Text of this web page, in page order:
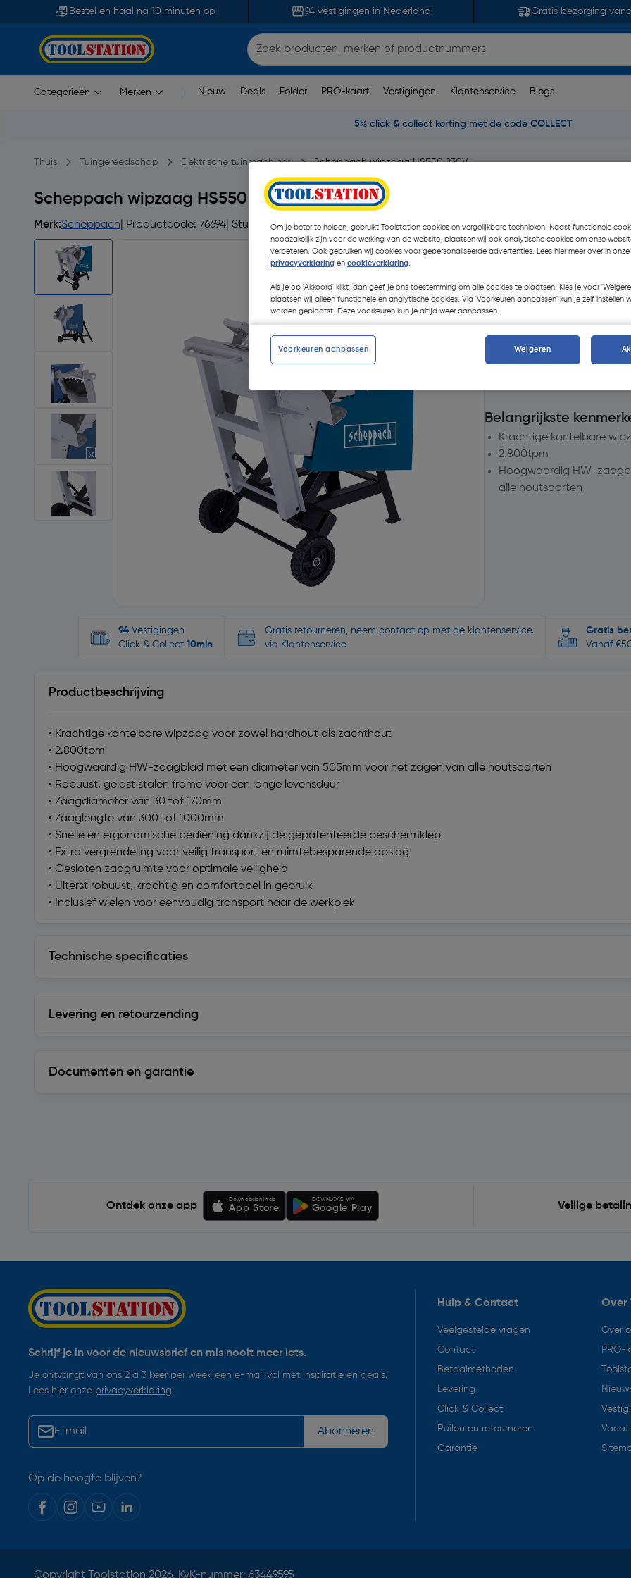
Bestel en haal na 10 minuten op 94 vestigingen in Nederland Gratis bezorging
Categorieën Merken Nieuw Deals Folder PRO-kaart Vestigingen Klantenservice Blogs
5% click & collect korting met de code COLLECT
Thuis Tuingereedschap Elektrische tuinmachines Scheppach wipzaag HS550 230V
Scheppach wipzaag HS550 230V 3.000W
Merk:Scheppach | Productcode: 76694 | Stuk
€ 611,13| Excl. btw €
Belangrijkste
Krachtige kantelbare
2.800tpm
Hoogwaardig HW-
alle houtsoorten
94 Vestigingen
Click & Collect 10min
Gratis retourneren, neem contact op met de klantenservice.
via Klantenservice
Gratis
Vanaf
Productbeschrijving
• Krachtige kantelbare wipzaag voor zowel hardhout als zachthout
• 2.800tpm
• Hoogwaardig HW-zaagblad met een diameter van 505mm voor het zagen van alle houtsoorten
• Robuust, gelast stalen frame voor een lange levensduur
• Zaagdiameter van 30 tot 170mm
• Zaaglengte van 300 tot 1000mm
• Snelle en ergonomische bediening dankzij de gepatenteerde beschermklep
• Extra vergrendeling voor veilig transport en ruimtebesparende opslag
• Gesloten zaagruimte voor optimale veiligheid
• Uiterst robuust, krachtig en comfortabel in gebruik
• Inclusief wielen voor eenvoudig transport naar de werkplek
Technische specificaties
Levering en retourzending
Documenten en garantie
Ontdek onze app
Downloaden in de
App Store
DOWNLOAD VIA
Google Play Veilige
Schrijf je in voor de nieuwsbrief en mis nooit meer iets.
Je ontvangt van ons 2 à 3 keer per week een e-mail vol met inspiratie en deals.
Lees hier onze privacyverklaring.
Abonneren
Op de hoogte blijven?
Hulp & Contact
Veelgestelde vragen
Contact
Betaalmethoden
Levering
Click & Collect
Ruilen en retourneren
Garantie
Over
Over
PRO-
Copyright Toolstation 2026. KvK-nummer: 63449595
Om je beter te helpen, gebruikt Toolstation cookies en vergelijkbare technieken. Naast functionele
noodzakelijk zijn voor de werking van de website, plaatsen wij ook analytische cookies om onze
verbeteren. Ook gebruiken wij cookies voor gepersonaliseerde advertenties. Lees hier meer over in onze
privacyverklaring en cookieverklaring.
Als je op 'Akkoord' klikt, dan geef je ons toestemming om alle cookies te plaatsen. Kies je voor
plaatsen wij alleen functionele en analytische cookies. Via 'Voorkeuren aanpassen' kun je zelf instellen
worden geplaatst. Deze voorkeuren kun je altijd weer aanpassen.
Voorkeuren aanpassen Weigeren